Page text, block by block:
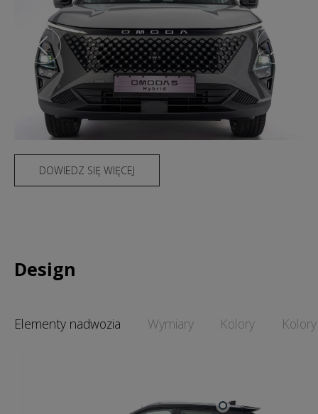
DOWIEDZ SIĘ WIĘCEJ
Design
Elementy nadwozia Wymiary Kolory